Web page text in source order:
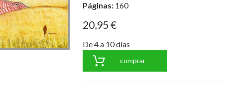
Páginas: 160
20,95 €
De 4 a 10 días
comprar